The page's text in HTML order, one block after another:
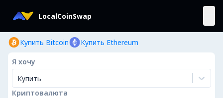
LocalCoinSwap
Купить Bitcoin Купить Ethereum
Я хочу
Купить
Криптовалюта